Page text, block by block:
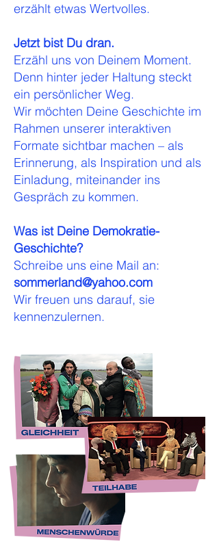
erzählt etwas Wertvolles.
Jetzt bist Du dran.
Erzähl uns von Deinem Moment.
Denn hinter jeder Haltung steckt
ein persönlicher Weg.
Wir möchten Deine Geschichte im
Rahmen unserer interaktiven
Formate sichtbar machen – als
Erinnerung, als Inspiration und als
Einladung, miteinander ins
Gespräch zu kommen.
Was ist Deine Demokratie-
Geschichte?
Schreibe uns eine Mail an:
sommerland@yahoo.com
Wir freuen uns darauf, sie
kennenzulernen.